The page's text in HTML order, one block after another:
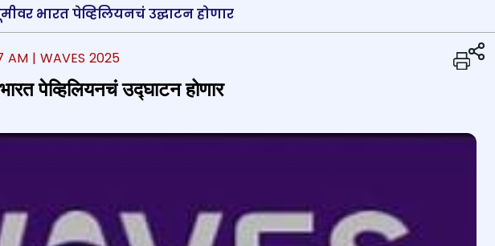
भारत पेव्हिलियनचं उद्घाटन होणार
AM | WAVES 2025
पेव्हिलियनचं उद्घाटन होणार